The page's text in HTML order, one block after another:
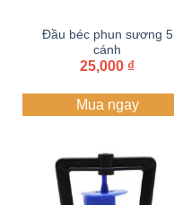
Đầu béc phun sương 5
cánh
25,000 ₫
Mua ngay